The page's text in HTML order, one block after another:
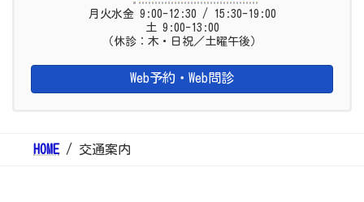
月火水金 9:00-12:30 / 15:30-19:00
土 9:00-13:00
（休診：木・日祝／土曜午後）
Web予約・Web問診
HOME 交通案内